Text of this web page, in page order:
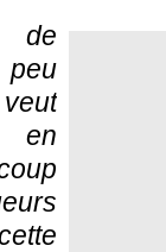
de
en